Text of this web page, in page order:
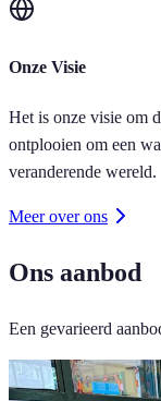
Onze Visie
Het is onze visie om
ontplooien om een
veranderende wereld.
Meer over ons
Ons aanbod
Een gevarieerd